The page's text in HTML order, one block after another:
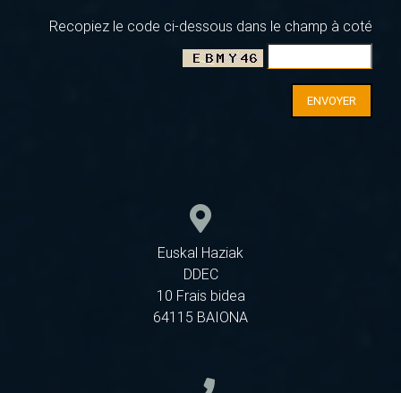
Recopiez le code ci-dessous dans le champ à coté
ENVOYER
Euskal Haziak
DDEC
10 Frais bidea
64115 BAIONA